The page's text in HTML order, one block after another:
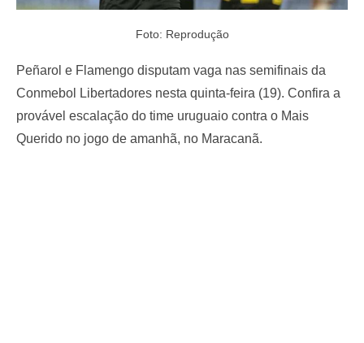
Foto: Reprodução
Peñarol e Flamengo disputam vaga nas semifinais da
Conmebol Libertadores nesta quinta-feira (19). Confira a
provável escalação do time uruguaio contra o Mais
Querido no jogo de amanhã, no Maracanã.